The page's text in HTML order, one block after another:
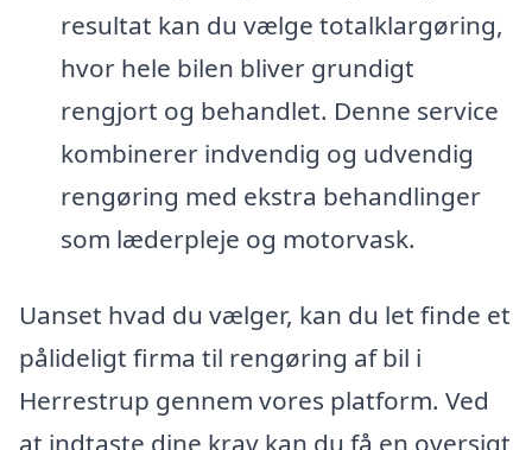
resultat kan du vælge totalklargøring,
hvor hele bilen bliver grundigt
rengjort og behandlet. Denne service
kombinerer indvendig og udvendig
rengøring med ekstra behandlinger
som læderpleje og motorvask.
Uanset hvad du vælger, kan du let finde et
pålideligt firma til rengøring af bil i
Herrestrup gennem vores platform. Ved
at indtaste dine krav kan du få en oversigt